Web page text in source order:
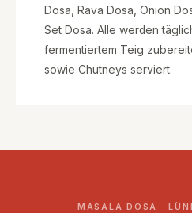
Dosa, Rava Dosa, Onion
Set Dosa. Alle werden
fermentiertem Teig
sowie Chutneys serviert.
MASALA DOSA ·